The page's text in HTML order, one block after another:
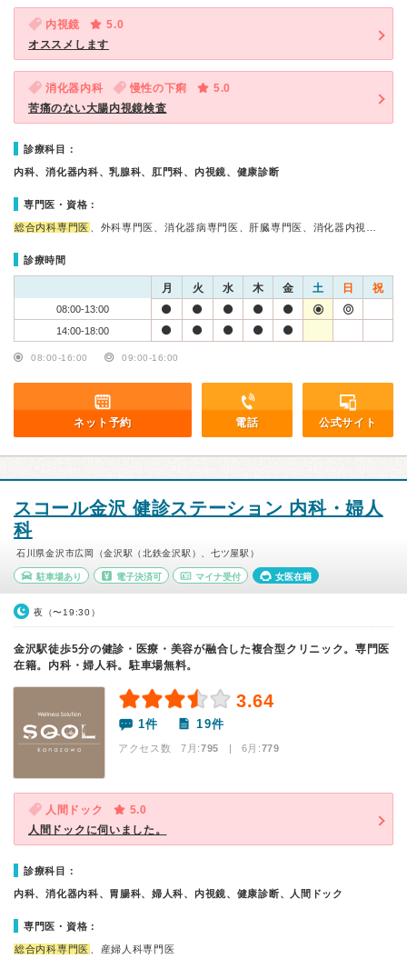
内視鏡
5.0
オススメします
消化器内科 慢性の下痢
5.0
苦痛のない大腸内視鏡検査
診療科目：
内科、消化器内科、乳腺科、肛門科、内視鏡、健康診断
専門医・資格：
総合内科専門医 、外科専門医、消化器病専門医、肝臓専門医、消化器内視…
診療時間
月 火 水 木 金 土 日 祝
08:00-13:00
14:00-18:00
08:00-16:00 09:00-16:00
ネット予約 電話 公式サイト
スコール金沢 健診ステーション 内科・婦人
科
石川県金沢市広岡（金沢駅（北鉄金沢駅）、七ツ屋駅）
駐車場あり 電子決済可 マイナ受付 女医在籍
夜（〜19:30）
金沢駅徒歩5分の健診・医療・美容が融合した複合型クリニック。専門医
在籍。内科・婦人科。駐車場無料。
3.64
1件 19件
アクセス数 7月:795 | 6月:779
人間ドック
5.0
人間ドックに伺いました。
診療科目：
内科、消化器内科、胃腸科、婦人科、内視鏡、健康診断、人間ドック
専門医・資格：
総合内科専門医 、産婦人科専門医